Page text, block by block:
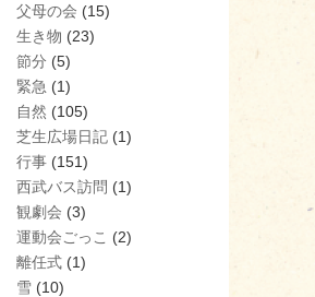
父母の会 (15)
生き物 (23)
節分 (5)
緊急 (1)
自然 (105)
芝生広場日記 (1)
行事 (151)
西武バス訪問 (1)
観劇会 (3)
運動会ごっこ (2)
離任式 (1)
雪 (10)